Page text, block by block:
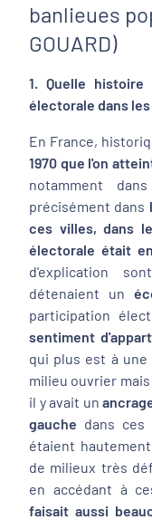
banlieues
GOUARD)
1. Quelle
électorale dans
En France,
1970 que l'on
notamment
précisément dans
ces villes, dans
électorale était
d'explication
détenaient un
participation
sentiment
qui plus est à
milieu ouvrier
il y avait un
gauche dans
étaient
de milieux très
en accédant à
faisait aussi